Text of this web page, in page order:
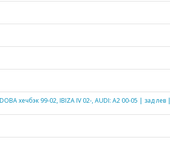
хечбэк 99-02, IBIZA IV 02-, AUDI: A2 00-05 | зад лев |